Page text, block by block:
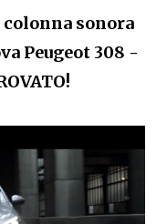
colonna sonora
Peugeot 308 -